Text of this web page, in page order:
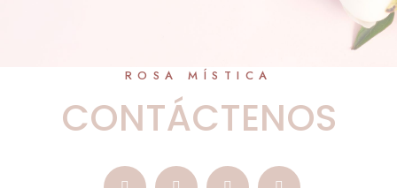
ROSA MÍSTICA
CONTÁCTENOS